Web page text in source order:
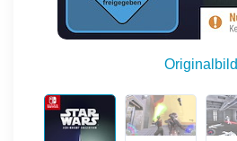
Originalbild